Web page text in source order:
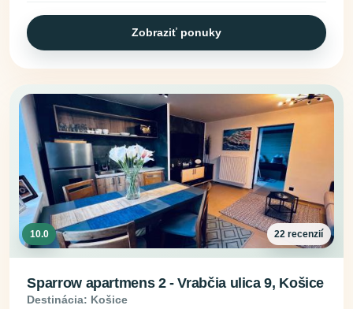
Zobraziť ponuky
10.0 22 recenzií
Sparrow apartmens 2 - Vrabčia ulica 9, Košice
Destinácia: Košice